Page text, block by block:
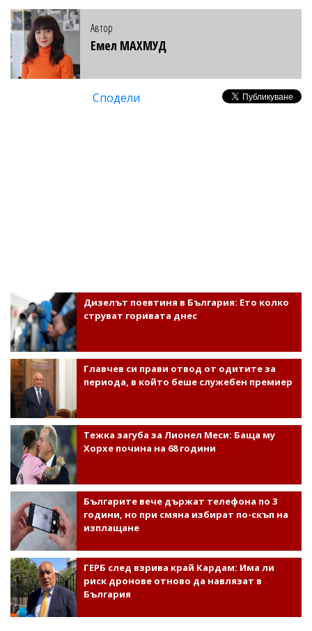
Автор
Емел МАХМУД
Сподели
Дизелът поевтиня в България: Ето колко
струват горивата днес
Главчев си прави отвод от одитите за
периода, в който беше служебен премиер
Тежка загуба за Лионел Меси: Баща му
Хорхе почина на 68 години
Българите вече държат телефона по 3
години, но при смяна избират по-скъп на
изплащане
ГЕРБ след взрива край Кардам: Има ли
риск дронове отново да навлязат в
България